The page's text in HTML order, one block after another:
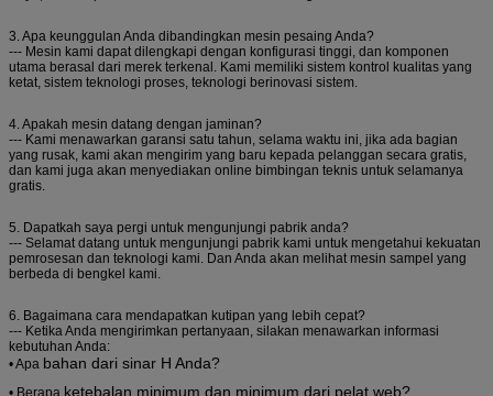
3. Apa keunggulan Anda dibandingkan mesin pesaing Anda?
--- Mesin kami dapat dilengkapi dengan konfigurasi tinggi, dan komponen
utama berasal dari merek terkenal. Kami memiliki sistem kontrol kualitas yang
ketat, sistem teknologi proses, teknologi berinovasi sistem.
4. Apakah mesin datang dengan jaminan?
--- Kami menawarkan garansi satu tahun, selama waktu ini, jika ada bagian
yang rusak, kami akan mengirim yang baru kepada pelanggan secara gratis,
dan kami juga akan menyediakan online bimbingan teknis untuk selamanya
gratis.
5. Dapatkah saya pergi untuk mengunjungi pabrik anda?
--- Selamat datang untuk mengunjungi pabrik kami untuk mengetahui kekuatan
pemrosesan dan teknologi kami. Dan Anda akan melihat mesin sampel yang
berbeda di bengkel kami.
6. Bagaimana cara mendapatkan kutipan yang lebih cepat?
--- Ketika Anda mengirimkan pertanyaan, silakan menawarkan informasi
kebutuhan Anda:
• Apa bahan dari sinar H Anda?
• Berapa ketebalan minimum dan minimum dari pelat web?